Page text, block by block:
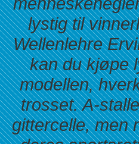
lystig til
Wellenlehre
kan du kjøpe
modellen,
trosset. A-
gittercelle, men